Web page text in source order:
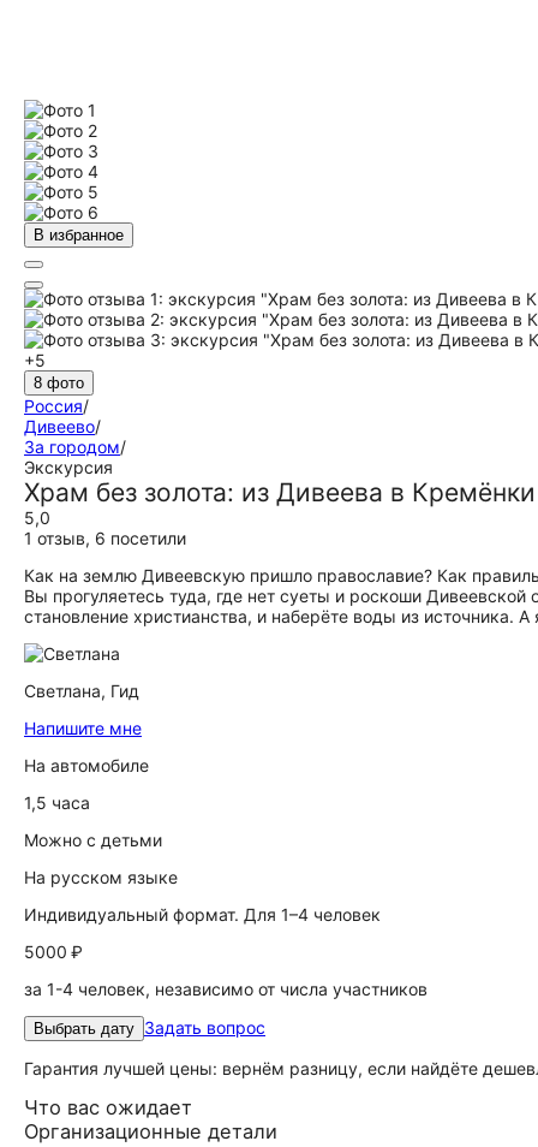
В избранное
+5
8 фото
Россия/
Дивеево/
За городом/
Экскурсия
Храм без золота: из Дивеева в Кремёнки
5,0
1 отзыв, 6 посетили
Как на землю Дивеевскую пришло православие? Как
Вы прогуляетесь туда, где нет суеты и роскоши
становление христианства, и наберёте воды из источника.
Светлана, Гид
Напишите мне
На автомобиле
1,5 часа
Можно с детьми
На русском языке
Индивидуальный формат. Для 1–4 человек
5000 ₽
за 1-4 человек, независимо от числа участников
Выбрать дату Задать вопрос
Гарантия лучшей цены: вернём разницу, если найдёте
Что вас ожидает
Организационные детали